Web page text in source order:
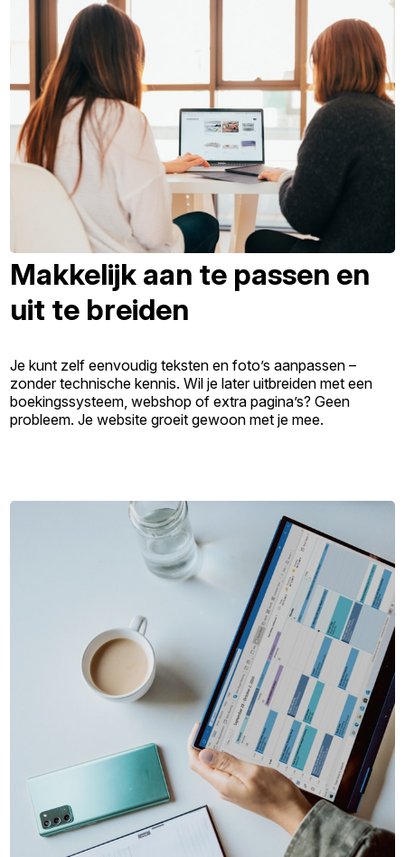
Makkelijk aan te passen en
uit te breiden
Je kunt zelf eenvoudig teksten en foto’s aanpassen –
zonder technische kennis. Wil je later uitbreiden met een
boekingssysteem, webshop of extra pagina’s? Geen
probleem. Je website groeit gewoon met je mee.